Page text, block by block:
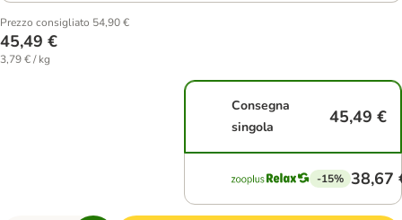
Prezzo consigliato 54,90 €
45,49 €
3,79 € / kg
Consegna
singola
45,49 €
-15% 38,67